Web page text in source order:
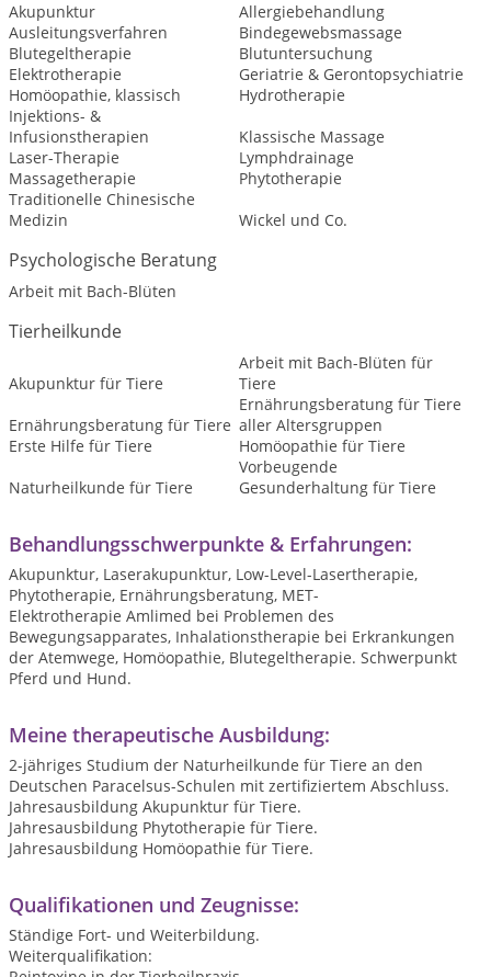
Akupunktur
Allergiebehandlung
Ausleitungsverfahren
Bindegewebsmassage
Blutegeltherapie
Blutuntersuchung
Elektrotherapie
Geriatrie & Gerontopsychiatrie
Homöopathie, klassisch
Hydrotherapie
Injektions- &
Infusionstherapien
Klassische Massage
Laser-Therapie
Lymphdrainage
Massagetherapie
Phytotherapie
Traditionelle Chinesische
Medizin
Wickel und Co.
Psychologische Beratung
Arbeit mit Bach-Blüten
Tierheilkunde
Akupunktur für Tiere
Arbeit mit Bach-Blüten für
Tiere
Ernährungsberatung für Tiere
Ernährungsberatung für Tiere
aller Altersgruppen
Erste Hilfe für Tiere
Homöopathie für Tiere
Naturheilkunde für Tiere
Vorbeugende
Gesunderhaltung für Tiere
Behandlungsschwerpunkte & Erfahrungen:
Akupunktur, Laserakupunktur, Low-Level-Lasertherapie,
Phytotherapie, Ernährungsberatung, MET-
Elektrotherapie Amlimed bei Problemen des
Bewegungsapparates, Inhalationstherapie bei Erkrankungen
der Atemwege, Homöopathie, Blutegeltherapie. Schwerpunkt
Pferd und Hund.
Meine therapeutische Ausbildung:
2-jähriges Studium der Naturheilkunde für Tiere an den
Deutschen Paracelsus-Schulen mit zertifiziertem Abschluss.
Jahresausbildung Akupunktur für Tiere.
Jahresausbildung Phytotherapie für Tiere.
Jahresausbildung Homöopathie für Tiere.
Qualifikationen und Zeugnisse:
Ständige Fort- und Weiterbildung.
Weiterqualifikation: